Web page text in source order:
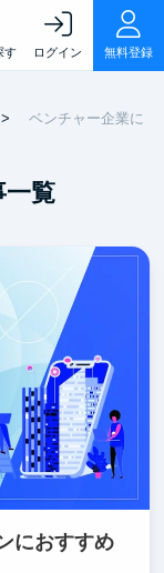
す ログイン 無料登録
ベンチャー企業に
一覧
におすすめ